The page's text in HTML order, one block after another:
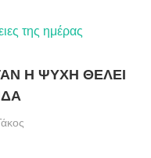
Η ΨΥΧΗ ΘΕΛΕΙ